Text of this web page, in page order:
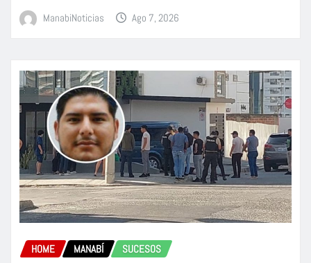
ManabiNoticias Ago 7, 2026
HOME MANABÍ SUCESOS